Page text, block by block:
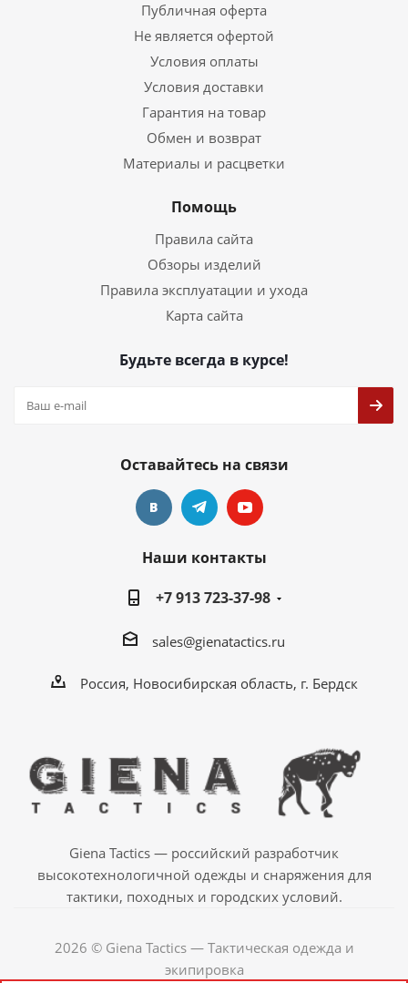
Публичная оферта
Не является офертой
Условия оплаты
Условия доставки
Гарантия на товар
Обмен и возврат
Материалы и расцветки
Помощь
Правила сайта
Обзоры изделий
Правила эксплуатации и ухода
Карта сайта
Будьте всегда в курсе!
Оставайтесь на связи
Наши контакты
+7 913 723-37-98
sales@gienatactics.ru
Россия, Новосибирская область, г. Бердск
Giena Tactics — российский разработчик
высокотехнологичной одежды и снаряжения для
тактики, походных и городских условий.
2026 © Giena Tactics — Тактическая одежда и
экипировка